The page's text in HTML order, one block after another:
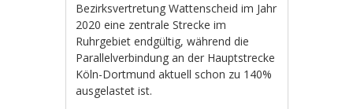
Bezirksvertretung Wattenscheid im Jahr
2020 eine zentrale Strecke im
Ruhrgebiet endgültig, während die
Parallelverbindung an der Hauptstrecke
Köln-Dortmund aktuell schon zu 140%
ausgelastet ist.